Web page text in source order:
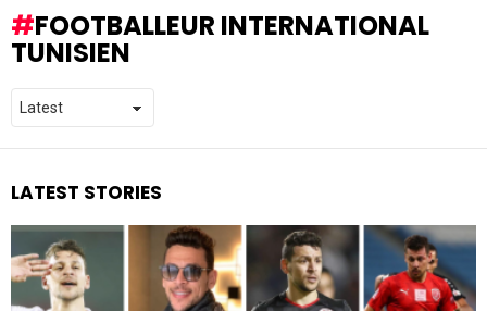
FOOTBALLEUR INTERNATIONAL
TUNISIEN
LATEST STORIES